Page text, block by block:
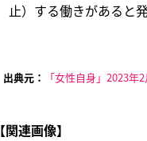
止）する働きがあると
出典元： 「女性自身」2023年
【関連画像】